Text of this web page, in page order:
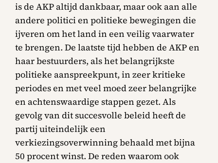
is de AKP altijd dankbaar, maar ook aan alle
andere politici en politieke bewegingen die
ijveren om het land in een veilig vaarwater
te brengen. De laatste tijd hebben de AKP en
haar bestuurders, als het belangrijkste
politieke aanspreekpunt, in zeer kritieke
periodes en met veel moed zeer belangrijke
en achtenswaardige stappen gezet. Als
gevolg van dit succesvolle beleid heeft de
partij uiteindelijk een
verkiezingsoverwinning behaald met bijna
50 procent winst. De reden waarom ook